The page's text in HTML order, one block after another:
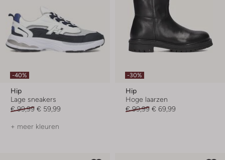
-40%
Hip
Lage sneakers
€ 99,99 € 59,99
+ meer kleuren
-30%
Hip
Hoge laarzen
€ 99,99 € 69,99